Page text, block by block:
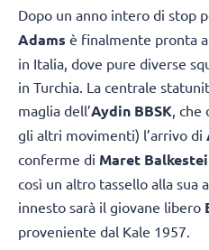
Dopo un anno intero di stop
Adams è finalmente pronta
in Italia, dove pure diverse
in Turchia. La centrale
maglia dell’Aydin BBSK, che
gli altri movimenti) l’arrivo di
conferme di Maret
così un altro tassello alla sua
innesto sarà il giovane libero
proveniente dal Kale 1957.